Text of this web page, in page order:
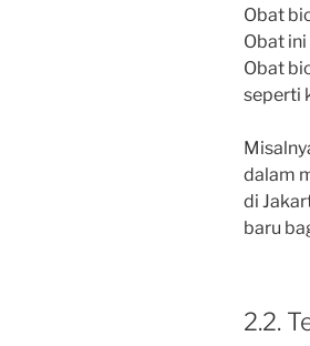
Obat
Obat
Obat
seperti
dalam
di
baru
2.2.